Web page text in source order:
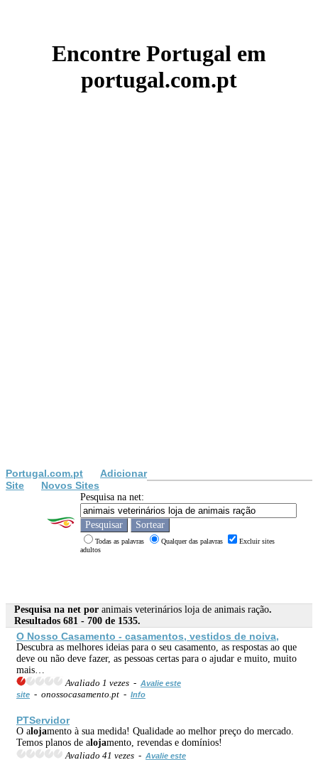
Encontre Portugal em
portugal.com.pt
Portugal.com.pt
Adicionar
Site
Novos Sites
Pesquisa na net:
Todas as palavras Qualquer das palavras
Excluir sites
adultos
Pesquisa na net por animais veterinários loja de animais ração.
Resultados 681 - 700 de 1535.
O Nosso Casamento - casamentos, vestidos de noiva,
Descubra as melhores ideias para o seu casamento, as respostas ao que
deve ou não deve fazer, as pessoas certas para o ajudar e muito, muito
mais…
Avaliado 1 vezes - Avalie este
site - onossocasamento.pt - Info
PTServidor
O alojamento à sua medida! Qualidade ao melhor preço do mercado.
Temos planos de alojamento, revendas e domínios!
Avaliado 41 vezes - Avalie este